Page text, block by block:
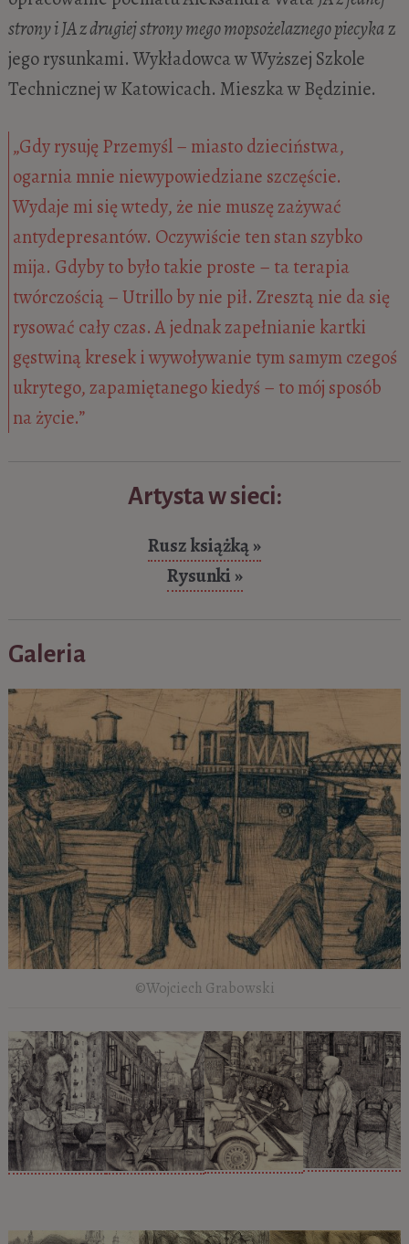
strony i JA z drugiej strony mego mopsożelaznego piecykaz
jego rysunkami. Wykładowca w Wyższej Szkole
Technicznej w Katowicach. Mieszka w Będzinie.
„Gdy rysuję Przemyśl – miasto dzieciństwa,
ogarnia mnie niewypowiedziane szczęście.
Wydaje mi się wtedy, że nie muszę zażywać
antydepresantów. Oczywiście ten stan szybko
mija. Gdyby to było takie proste – ta terapia
twórczością – Utrillo by nie pił. Zresztą nie da się
rysować cały czas. A jednak zapełnianie kartki
gęstwiną kresek i wywoływanie tym samym czegoś
ukrytego, zapamiętanego kiedyś – to mój sposób
na życie.”
Artysta w sieci:
Rusz książką »
Rysunki »
Galeria
©Wojciech Grabowski